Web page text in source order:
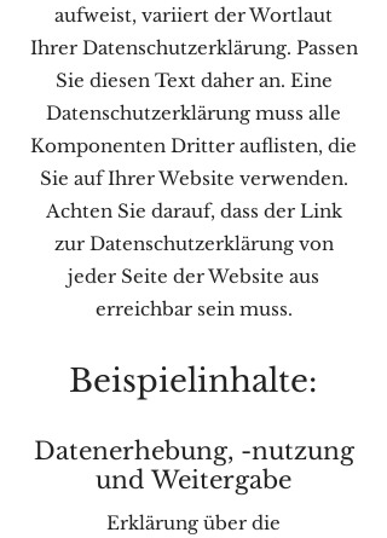
aufweist, variiert der Wortlaut
Ihrer Datenschutzerklärung. Passen
Sie diesen Text daher an. Eine
Datenschutzerklärung muss alle
Komponenten Dritter auflisten, die
Sie auf Ihrer Website verwenden.
Achten Sie darauf, dass der Link
zur Datenschutzerklärung von
jeder Seite der Website aus
erreichbar sein muss.
Beispielinhalte:
Datenerhebung, -nutzung
und Weitergabe
Erklärung über die